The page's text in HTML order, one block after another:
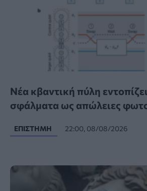
Νέα κβαντική πύλη
σφάλματα ως απώλειες
ΕΠΙΣΤΉΜΗ 22:00, 08/08/2026